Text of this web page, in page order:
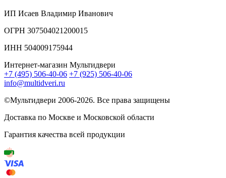
ИП Исаев Владимир Иванович
ОГРН 307504021200015
ИНН 504009175944
Интернет-магазин Мультидвери
+7 (495) 506-40-06 +7 (925) 506-40-06
info@multidveri.ru
©Мультидвери ‎2006-2026. Все права защищены
Доставка по Москве и Московской области
Гарантия качества всей продукции